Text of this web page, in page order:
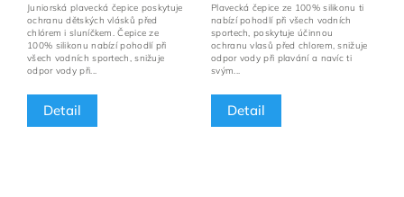
Detail
Juniorská plavecká čepice poskytuje
ochranu dětských vlásků před
chlórem i sluníčkem. Čepice ze
100% silikonu nabízí pohodlí při
všech vodních sportech, snižuje
odpor vody při...
Detail
Plavecká čepice ze 100% silikonu ti
nabízí pohodlí při všech vodních
sportech, poskytuje účinnou
ochranu vlasů před chlorem, snižuje
odpor vody při plavání a navíc ti
svým...